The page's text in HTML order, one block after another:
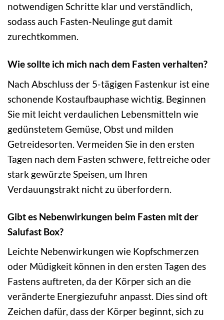
notwendigen Schritte klar und verständlich,
sodass auch Fasten-Neulinge gut damit
zurechtkommen.
Wie sollte ich mich nach dem Fasten verhalten?
Nach Abschluss der 5-tägigen Fastenkur ist eine
schonende Kostaufbauphase wichtig. Beginnen
Sie mit leicht verdaulichen Lebensmitteln wie
gedünstetem Gemüse, Obst und milden
Getreidesorten. Vermeiden Sie in den ersten
Tagen nach dem Fasten schwere, fettreiche oder
stark gewürzte Speisen, um Ihren
Verdauungstrakt nicht zu überfordern.
Gibt es Nebenwirkungen beim Fasten mit der
Salufast Box?
Leichte Nebenwirkungen wie Kopfschmerzen
oder Müdigkeit können in den ersten Tagen des
Fastens auftreten, da der Körper sich an die
veränderte Energiezufuhr anpasst. Dies sind oft
Zeichen dafür, dass der Körper beginnt, sich zu